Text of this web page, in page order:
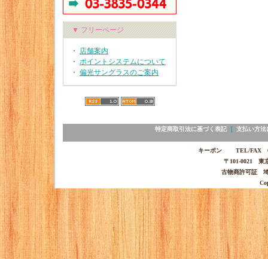
▼ フリーページ
・ 店舗案内
・ ポイントシステムについて
・ 偏光サングラスのご案内
特定商取引法に基づく表記｜ 支払い方法
キーポン TEL/FAX
〒101-0021 東
古物商許可証